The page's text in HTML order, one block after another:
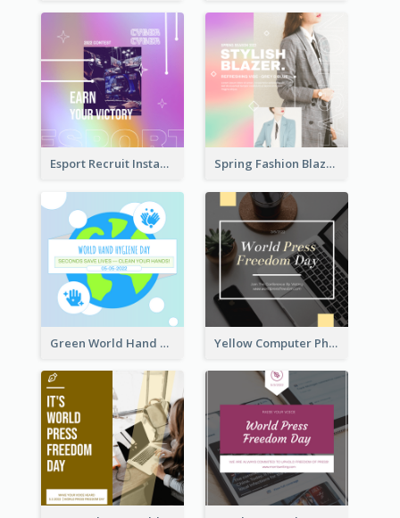
Esport Recruit Instagram Post Spring Fashion Blazer Instagram Post
Green World Hand Hygiene Day Instagram Post Yellow Computer Photo World Press Freedom Day Instagram Post